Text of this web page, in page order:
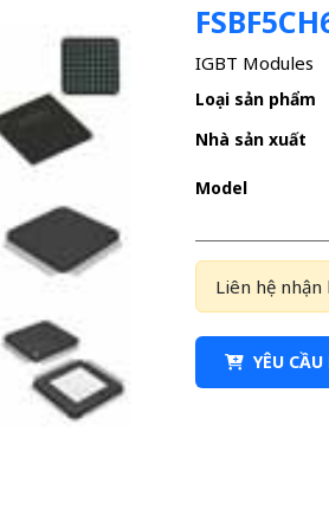
IGBT Modules
Loại sản phẩm
Nhà sản xuất
Model
Liên hệ nhận
YÊU